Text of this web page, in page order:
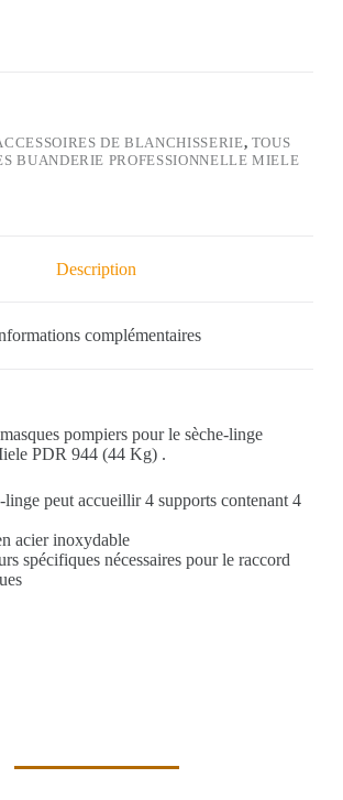
DE BLANCHISSERIE, TOUS
BUANDERIE PROFESSIONNELLE MIELE
Description
complémentaires
pompiers pour le sèche-linge
PDR 944 (44 Kg) .
linge peut accueillir 4 supports contenant 4
acier inoxydable
spécifiques nécessaires pour le raccord